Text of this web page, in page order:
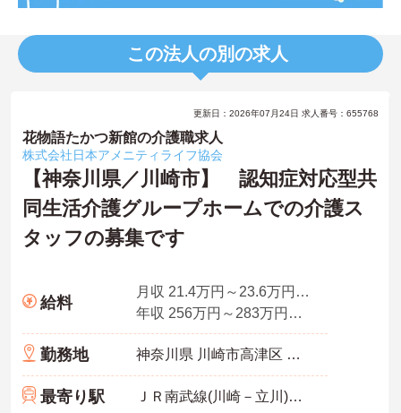
この法人の別の求人
更新日：2026年07月24日 求人番号：655768
花物語たかつ新館の介護職求人
株式会社日本アメニティライフ協会
【神奈川県／川崎市】 認知症対応型共
同生活介護グループホームでの介護ス
タッフの募集です
給料
月収 21.4万円～23.6万円夜勤手当4回分込
年収 256万円～283万円程度
勤務地 神奈川県 川崎市高津区 宇奈根637-6
最寄り駅 ＪＲ南武線(川崎－立川)「久地駅」徒歩12分